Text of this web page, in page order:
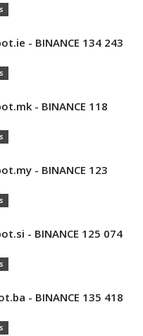
- BINANCE 134 243
- BINANCE 118
- BINANCE 123
- BINANCE 125 074
- BINANCE 135 418